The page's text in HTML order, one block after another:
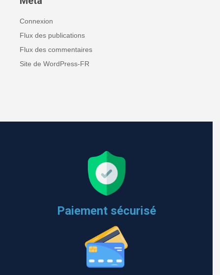
Connexion
Flux des publications
Flux des commentaires
Site de WordPress-FR
Paiement sécurisé